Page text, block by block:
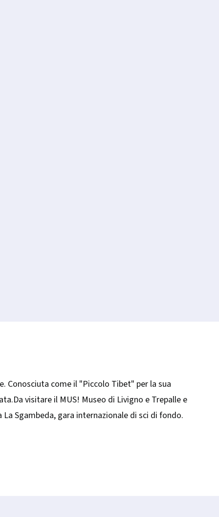
Conosciuta come il "​Piccolo Tibet" per la sua
visitare il MUS! Museo di Livigno e Trepalle e
Sgambeda, gara internazionale di sci di fondo.​